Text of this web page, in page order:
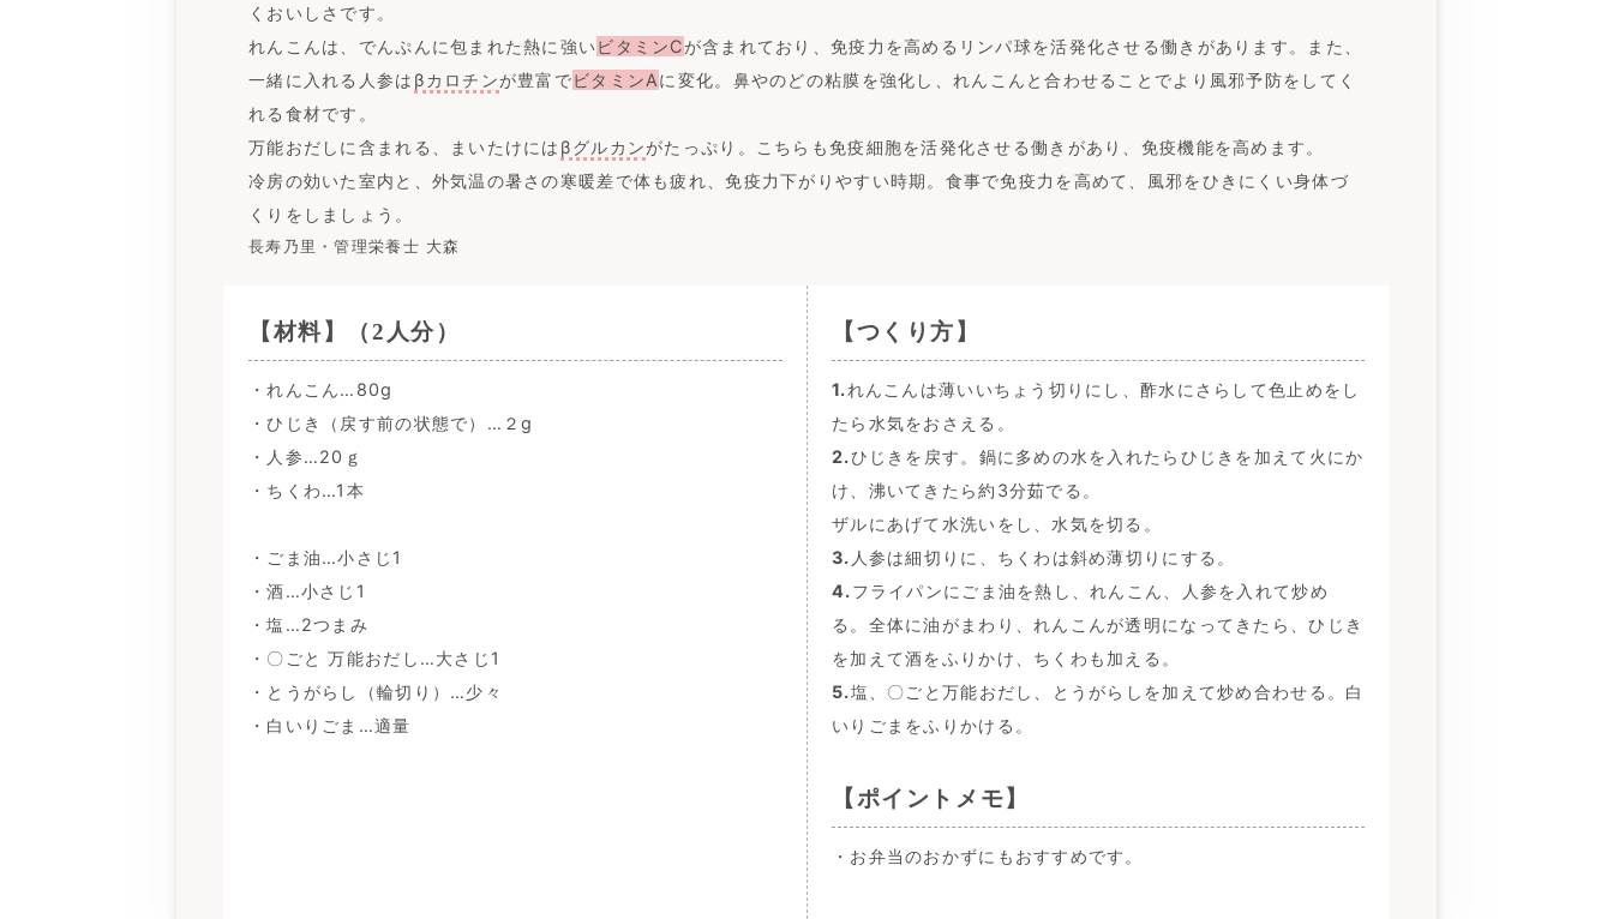
くおいしさです。
れんこんは、でんぷんに包まれた熱に強い ビタミンCが含まれており、免疫力を高めるリンパ球を活発化させる働きがあります。また、
一緒に入れる人参は βカロチンが豊富でビタミンAに変化。鼻やのどの粘膜を強化し、れんこんと合わせることでより風邪予防をしてく
れる食材です。
万能おだしに含まれる、まいたけには βグルカンがたっぷり。こちらも免疫細胞を活発化させる働きがあり、免疫機能を高めます。
冷房の効いた室内と、外気温の暑さの寒暖差で体も疲れ、免疫力下がりやすい時期。食事で免疫力を高めて、風邪をひきにくい身体づ
くりをしましょう。
長寿乃里・管理栄養士 大森
【材料】（2人分）
・れんこん…80g
・ひじき（戻す前の状態で）…２g
・人参…20ｇ
・ちくわ…1本
・ごま油…小さじ1
・酒…小さじ1
・塩…2つまみ
・〇ごと 万能おだし…大さじ1
・とうがらし（輪切り）…少々
・白いりごま…適量
【つくり方】
1.れんこんは薄いいちょう切りにし、酢水にさらして色止めをし
たら水気をおさえる。
2.ひじきを戻す。鍋に多めの水を入れたらひじきを加えて火にか
け、沸いてきたら約3分茹でる。
ザルにあげて水洗いをし、水気を切る。
3. 人参は細切りに、ちくわは斜め薄切りにする。
4.フライパンにごま油を熱し、れんこん、人参を入れて炒め
る。全体に油がまわり、れんこんが透明になってきたら、ひじき
を加えて酒をふりかけ、ちくわも加える。
5.塩、〇ごと万能おだし、とうがらしを加えて炒め合わせる。白
いりごまをふりかける。
【ポイントメモ】
・お弁当のおかずにもおすすめです。